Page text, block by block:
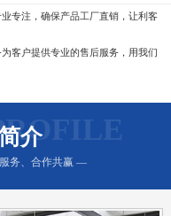
专注，确保产品工厂直销，让利客
客户提供专业的售后服务，用我们
介
务、合作共赢 —